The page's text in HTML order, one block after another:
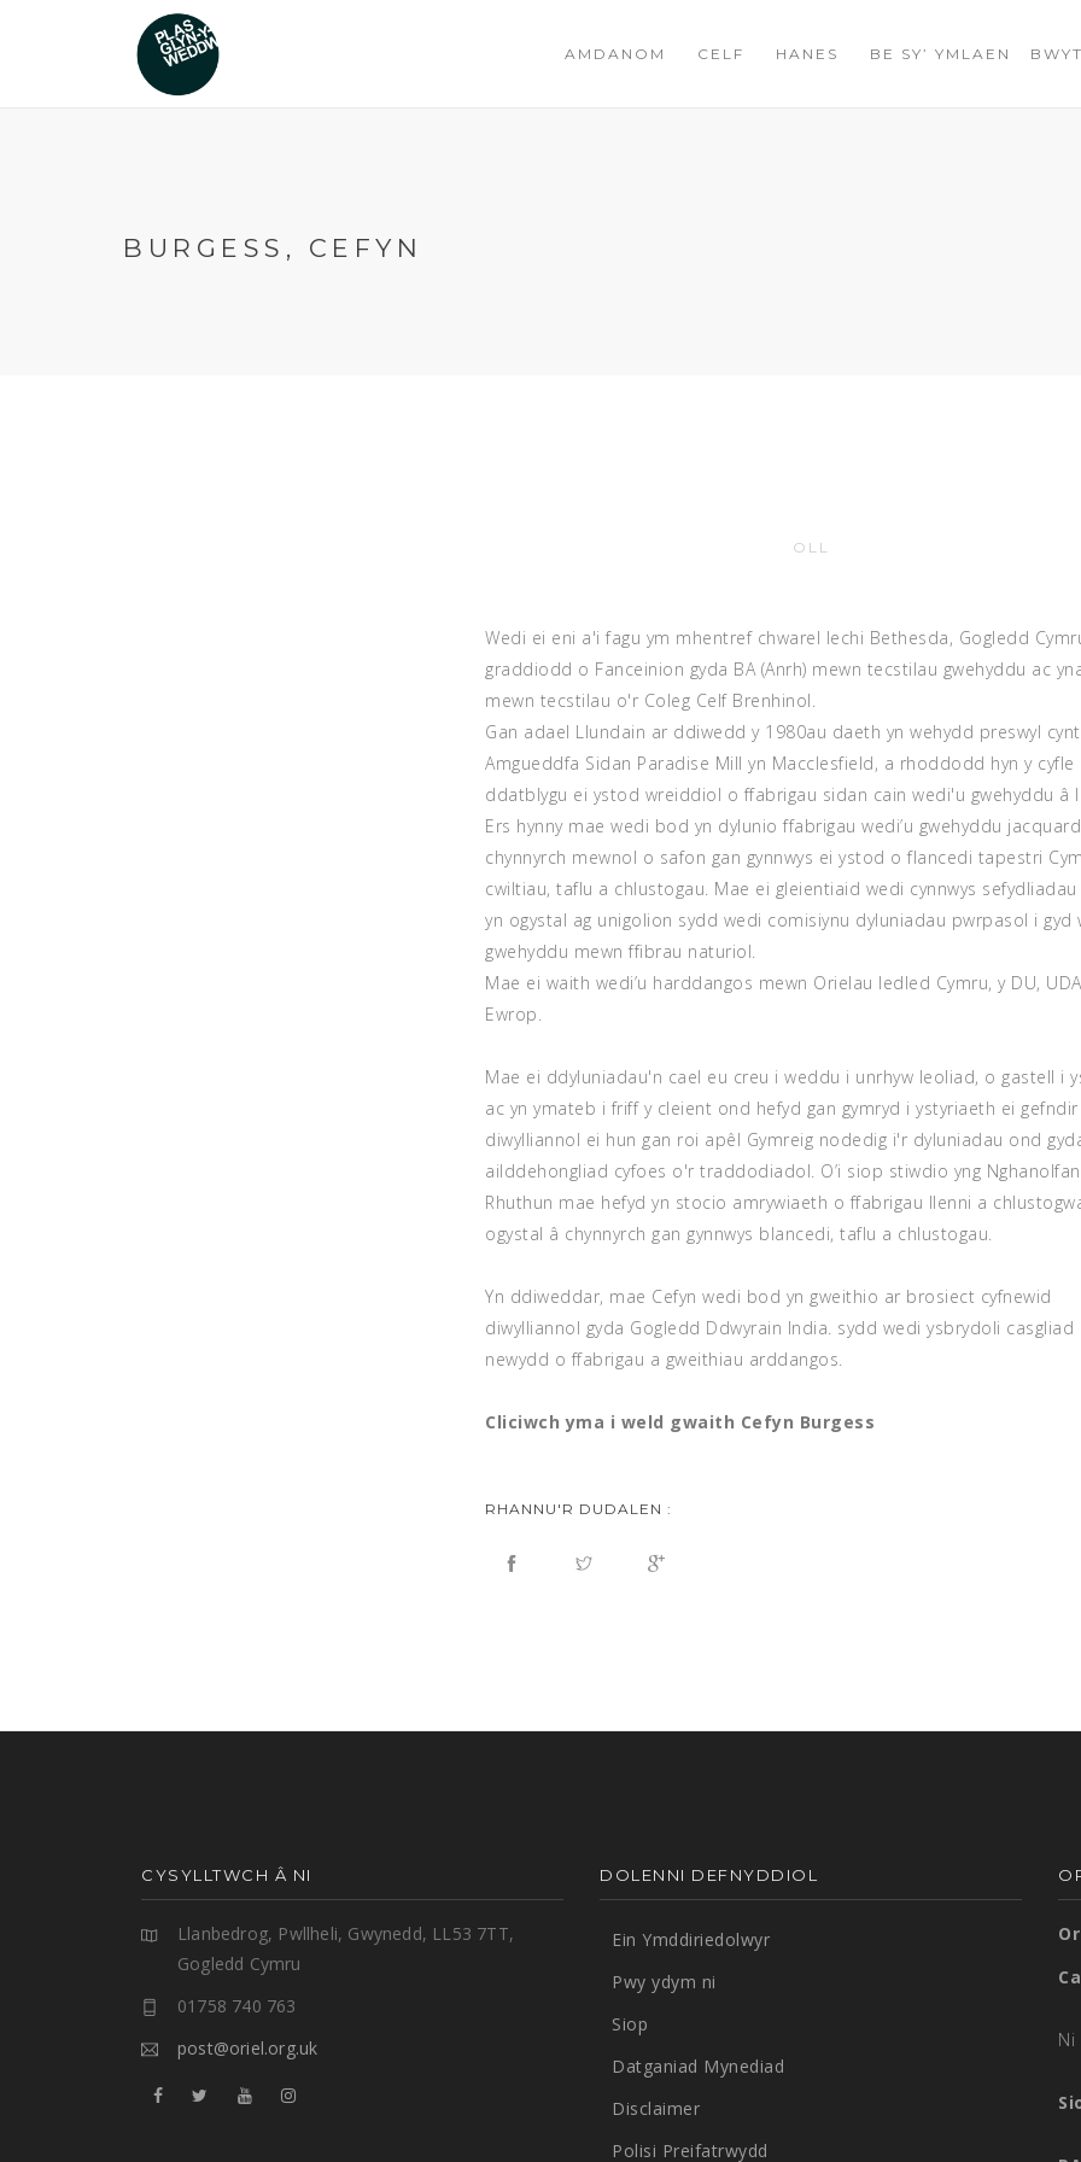
AMDANOM CELF HANES BE SY’ YMLAEN
BURGESS, CEFYN
OLL
Wedi ei eni a'i fagu ym mhentref chwarel lechi Bethesda, Gogledd
graddiodd o Fanceinion gyda BA (Anrh) mewn tecstilau gwehyddu ac
mewn tecstilau o'r Coleg Celf Brenhinol.
Gan adael Llundain ar ddiwedd y 1980au daeth yn wehydd preswyl
Amgueddfa Sidan Paradise Mill yn Macclesfield, a rhoddodd hyn y
ddatblygu ei ystod wreiddiol o ffabrigau sidan cain wedi'u gwehyddu â
Ers hynny mae wedi bod yn dylunio ffabrigau wedi’u gwehyddu
chynnyrch mewnol o safon gan gynnwys ei ystod o flancedi tapestri
cwiltiau, taflu a chlustogau. Mae ei gleientiaid wedi cynnwys
yn ogystal ag unigolion sydd wedi comisiynu dyluniadau pwrpasol i gyd
gwehyddu mewn ffibrau naturiol.
Mae ei waith wedi’u harddangos mewn Orielau ledled Cymru, y DU,
Ewrop.
Mae ei ddyluniadau'n cael eu creu i weddu i unrhyw leoliad, o gastell i
ac yn ymateb i friff y cleient ond hefyd gan gymryd i ystyriaeth ei gefndir
diwylliannol ei hun gan roi apêl Gymreig nodedig i'r dyluniadau ond
ailddehongliad cyfoes o'r traddodiadol. O’i siop stiwdio yng
Rhuthun mae hefyd yn stocio amrywiaeth o ffabrigau llenni a
ogystal â chynnyrch gan gynnwys blancedi, taflu a chlustogau.
Yn ddiweddar, mae Cefyn wedi bod yn gweithio ar brosiect cyfnewid
diwylliannol gyda Gogledd Ddwyrain India. sydd wedi ysbrydoli casgliad
newydd o ffabrigau a gweithiau arddangos.
Cliciwch yma i weld gwaith Cefyn Burgess
RHANNU'R DUDALEN :
CYSYLLTWCH Â NI
Llanbedrog, Pwllheli, Gwynedd, LL53 7TT,
Gogledd Cymru
01758 740 763
post@oriel.org.uk
DOLENNI DEFNYDDIOL
Ein Ymddiriedolwyr
Pwy ydym ni
Siop
Datganiad Mynediad
Disclaimer
Polisi Preifatrwydd
Ni